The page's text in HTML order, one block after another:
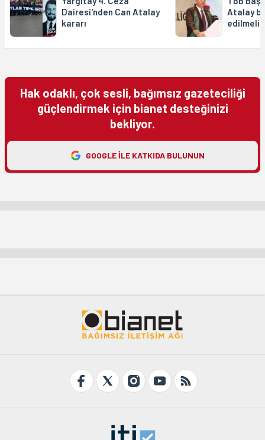
Dairesi'nden Can Atalay
kararı
Atalay
edilmeli
Hak odaklı, çok sesli, bağımsız gazeteciliği
güçlendirmek için bianet desteğinizi
bekliyor.
GOOGLE ILE KATKIDA BULUNUN